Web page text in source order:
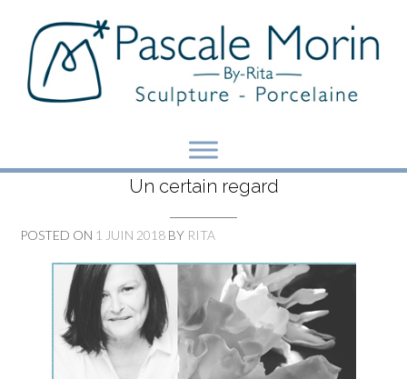
content
Un certain regard
POSTED ON 1 JUIN 2018 BY RITA